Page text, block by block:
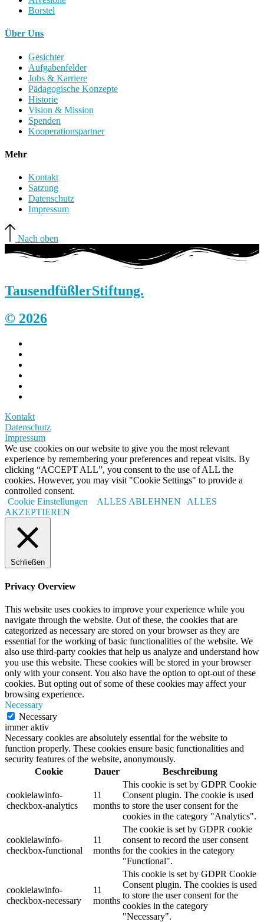
Borstel
Über Uns
Gesichter
Aufgabenfelder
Jobs & Karriere
Pädagogische Konzepte
Historie
Vision & Mission
Spenden
Kooperationspartner
Mehr
Kontakt
Satzung
Datenschutz
Impressum
Nach oben
TausendfüßlerStiftung.
© 2026
Kontakt
Datenschutz
Impressum
We use cookies on our website to give you the most relevant
experience by remembering your preferences and repeat visits. By
clicking “ACCEPT ALL”, you consent to the use of ALL the
cookies. However, you may visit "Cookie Settings" to provide a
controlled consent.
Cookie Einstellungen
ALLES ABLEHNEN
ALLES
AKZEPTIEREN
Schließen
Privacy Overview
This website uses cookies to improve your experience while you
navigate through the website. Out of these, the cookies that are
categorized as necessary are stored on your browser as they are
essential for the working of basic functionalities of the website. We
also use third-party cookies that help us analyze and understand how
you use this website. These cookies will be stored in your browser
only with your consent. You also have the option to opt-out of these
cookies. But opting out of some of these cookies may affect your
browsing experience.
Necessary
Necessary
immer aktiv
Necessary cookies are absolutely essential for the website to
function properly. These cookies ensure basic functionalities and
security features of the website, anonymously.
Cookie
Dauer Beschreibung
cookielawinfo-
checkbox-analytics
11
months
This cookie is set by GDPR Cookie
Consent plugin. The cookie is used
to store the user consent for the
cookies in the category "Analytics".
cookielawinfo-
checkbox-functional
11
months
The cookie is set by GDPR cookie
consent to record the user consent
for the cookies in the category
"Functional".
cookielawinfo-
checkbox-necessary
11
months
This cookie is set by GDPR Cookie
Consent plugin. The cookies is used
to store the user consent for the
cookies in the category
"Necessary".